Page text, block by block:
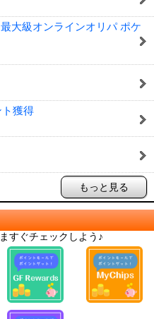
大級オンラインオリパ ポケ
獲得
もっと見る
すぐチェックしよう♪